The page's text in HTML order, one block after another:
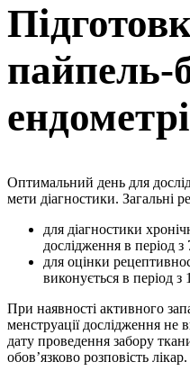
пайпель-
Оптимальний день для
мети діагностики. Загальні
для діагностики
дослідження в період
для оцінки
виконується в період з
При наявності активного
менструації дослідження не
дату проведення забору
обов’язково розповість лікар.